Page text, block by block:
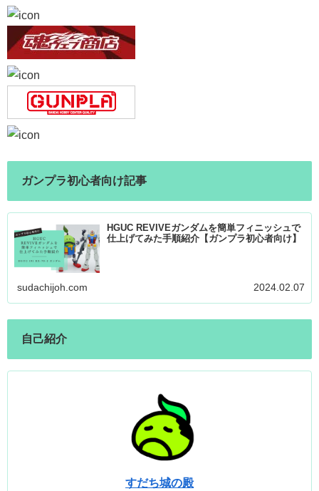
ガンプラ初心者向け記事
HGUC REVIVEガンダムを簡単フィニッシュで
仕上げてみた手順紹介【ガンプラ初心者向け】
sudachijoh.com 2024.02.07
自己紹介
すだち城の殿